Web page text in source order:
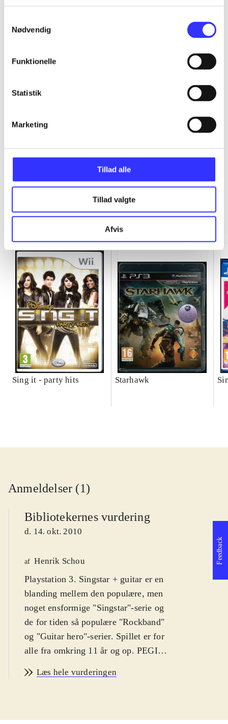
Nødvendig
Funktionelle
Statistik
Marketing
Tillad alle
Tillad valgte
Afvis
Minder om
Sing it - party hits Starhawk
Anmeldelser (1)
Bibliotekernes vurdering
d. 14. okt. 2010
af Henrik Schou
Playstation 3. Singstar + guitar er en
blanding mellem den populære, men
noget ensformige "Singstar"-serie og
de for tiden så populære "Rockband"
og "Guitar hero"-serier. Spillet er for
alle fra omkring 11 år og op. PEGI
Spillet kombinerer det klassiske
tonen i den sang, der spilles på
Læs hele vurderingen
Feedback